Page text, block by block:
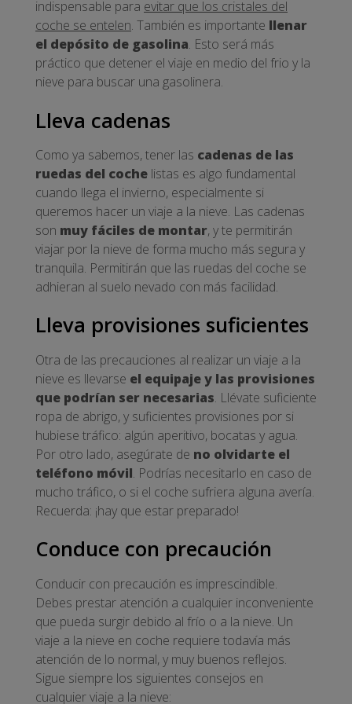
indispensable para evitar que los cristales del
coche se entelen. También es importante llenar
el depósito de gasolina. Esto será más
práctico que detener el viaje en medio del frio y la
nieve para buscar una gasolinera.
Lleva cadenas
Como ya sabemos, tener las cadenas de las
ruedas del coche listas es algo fundamental
cuando llega el invierno, especialmente si
queremos hacer un viaje a la nieve. Las cadenas
son muy fáciles de montar, y te permitirán
viajar por la nieve de forma mucho más segura y
tranquila. Permitirán que las ruedas del coche se
adhieran al suelo nevado con más facilidad.
Lleva provisiones suficientes
Otra de las precauciones al realizar un viaje a la
nieve es llevarse el equipaje y las provisiones
que podrían ser necesarias. Llévate suficiente
ropa de abrigo, y suficientes provisiones por si
hubiese tráfico: algún aperitivo, bocatas y agua.
Por otro lado, asegúrate de no olvidarte el
teléfono móvil. Podrías necesitarlo en caso de
mucho tráfico, o si el coche sufriera alguna avería.
Recuerda: ¡hay que estar preparado!
Conduce con precaución
Conducir con precaución es imprescindible.
Debes prestar atención a cualquier inconveniente
que pueda surgir debido al frío o a la nieve. Un
viaje a la nieve en coche requiere todavía más
atención de lo normal, y muy buenos reflejos.
Sigue siempre los siguientes consejos en
cualquier viaje a la nieve: